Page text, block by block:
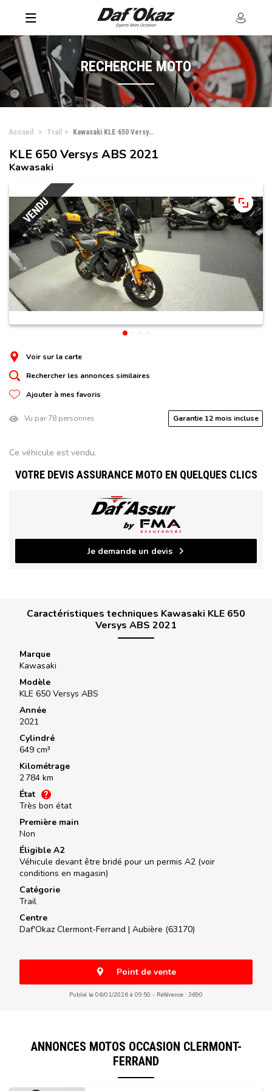
RECHERCHE MOTO
Accueil Trail Kawasaki KLE 650 Versys ABS
VENDU
KLE 650 Versys ABS 2021
Kawasaki
Voir sur la carte
Rechercher les annonces similaires
Ajouter à mes favoris
Vu par 78 personnes Garantie 12 mois incluse
Ce véhicule est vendu.
VOTRE DEVIS ASSURANCE MOTO EN QUELQUES CLICS
Je demande un devis
Caractéristiques techniques Kawasaki KLE 650
Versys ABS 2021
Marque
Kawasaki
Modèle
KLE 650 Versys ABS
Année
2021
Cylindré
649 cm³
Kilométrage
2 784 km
État
Très bon état
Première main
Non
Éligible A2
Véhicule devant être bridé pour un permis A2 (voir
conditions en magasin)
Catégorie
Trail
Centre
Daf'Okaz Clermont-Ferrand | Aubière (63170)
Point de vente
Publié le 06/01/2026 à 09:50 Référence : 3690
ANNONCES MOTOS OCCASION CLERMONT-
FERRAND